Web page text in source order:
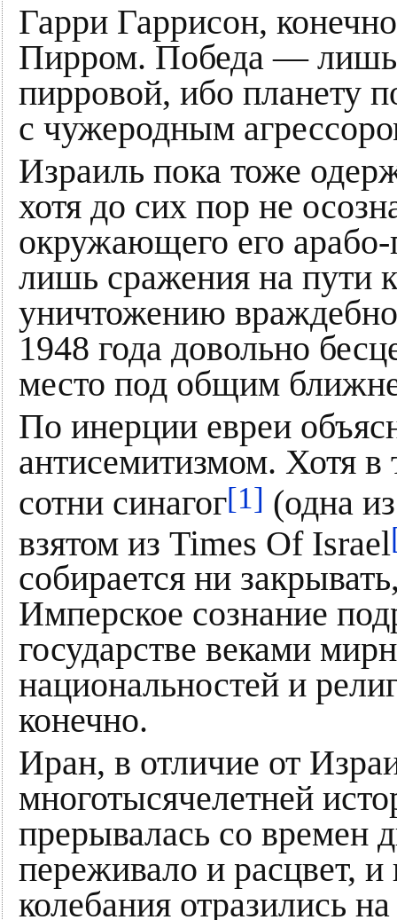
Гарри Гаррисон,
Пирром. Победа — лишь
пирровой, ибо планету
с чужеродным
Израиль пока тоже
хотя до сих пор не
окружающего его
лишь сражения на
уничтожению
1948 года довольно
место под общим
По инерции евреи
антисемитизмом. Хотя
сотни синагог[1] (одна
взятом из Times Of Israel
собирается ни
Имперское сознание
государстве веками
национальностей и
конечно.
Иран, в отличие от
многотысячелетней
прерывалась со времен
переживало и расцвет,
колебания отразились